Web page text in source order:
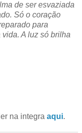
de ser esvaziada
Só o coração
para
A luz só brilha
na integra aqui.